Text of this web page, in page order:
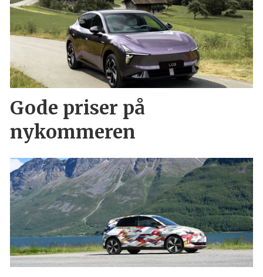
Gode priser på
nykommeren